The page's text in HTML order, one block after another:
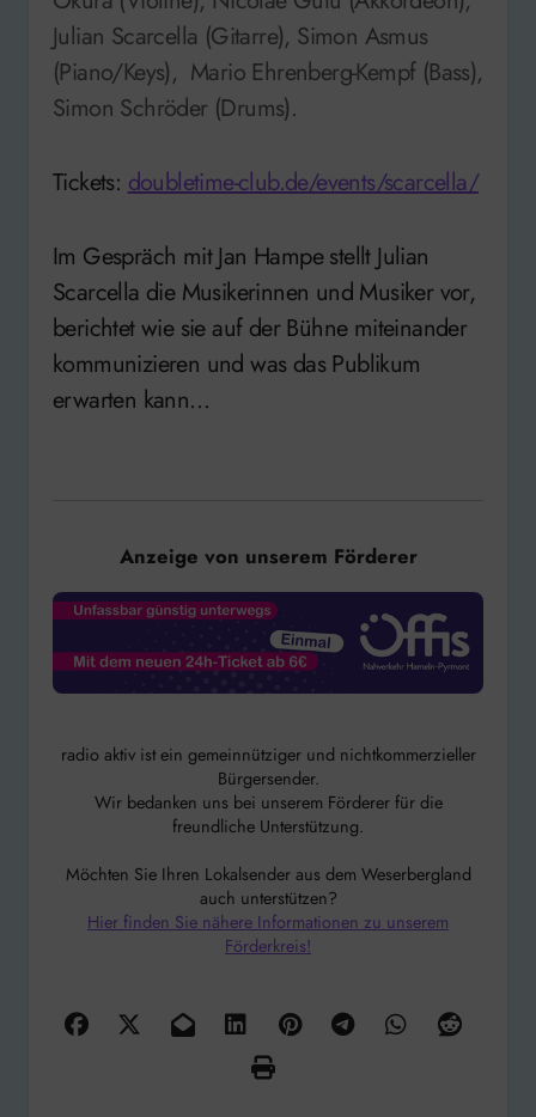
Julian Scarcella (Gitarre), Simon Asmus
(Piano/Keys), Mario Ehrenberg-Kempf (Bass),
Simon Schröder (Drums).
Tickets: doubletime-club.de/events/scarcella/
Im Gespräch mit Jan Hampe stellt Julian
Scarcella die Musikerinnen und Musiker vor,
berichtet wie sie auf der Bühne miteinander
kommunizieren und was das Publikum
erwarten kann…
Anzeige von unserem Förderer
radio aktiv ist ein gemeinnütziger und nichtkommerzieller
Bürgersender.
Wir bedanken uns bei unserem Förderer für die
freundliche Unterstützung.
Möchten Sie Ihren Lokalsender aus dem Weserbergland
auch unterstützen?
Hier finden Sie nähere Informationen zu unserem
Förderkreis!